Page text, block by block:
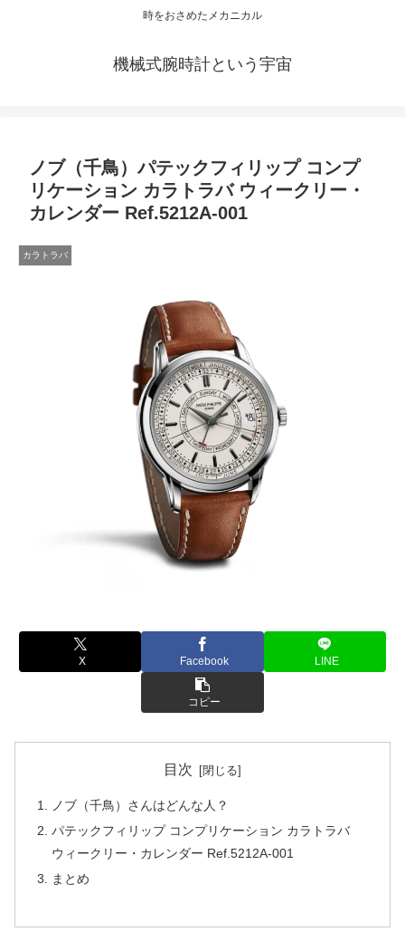
時をおさめたメカニカル
機械式腕時計という宇宙
ノブ（千鳥）パテックフィリップ コンプ
リケーション カラトラバ ウィークリー・
カレンダー Ref.5212A-001
カラトラバ
X Facebook LINE
コピー
目次
ノブ（千鳥）さんはどんな人？
パテックフィリップ コンプリケーション カラトラバ
ウィークリー・カレンダー Ref.5212A-001
まとめ